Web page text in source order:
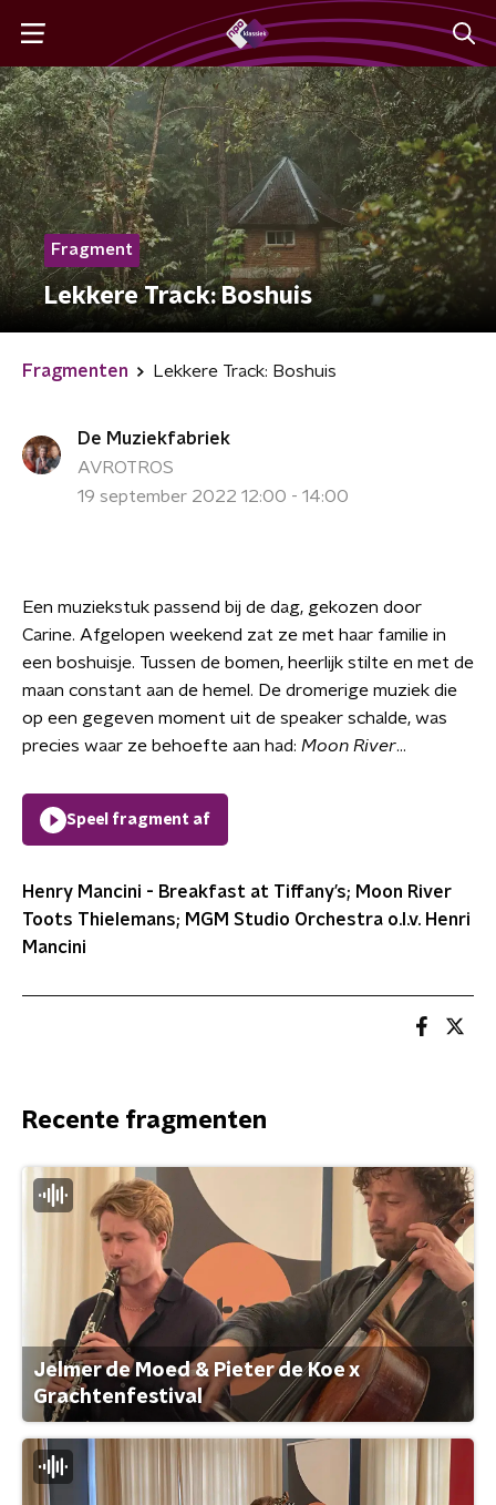
Fragment
Lekkere Track: Boshuis
Fragmenten Lekkere Track: Boshuis
De Muziekfabriek
AVROTROS
19 september 2022 12:00 - 14:00
Een muziekstuk passend bij de dag, gekozen door
Carine. Afgelopen weekend zat ze met haar familie in
een boshuisje. Tussen de bomen, heerlijk stilte en met de
maan constant aan de hemel. De dromerige muziek die
op een gegeven moment uit de speaker schalde, was
precies waar ze behoefte aan had: Moon River...
Speel fragment af
Henry Mancini - Breakfast at Tiffany’s; Moon River
Toots Thielemans; MGM Studio Orchestra o.l.v. Henri
Mancini
Recente fragmenten
Jelmer de Moed & Pieter de Koe x
Grachtenfestival